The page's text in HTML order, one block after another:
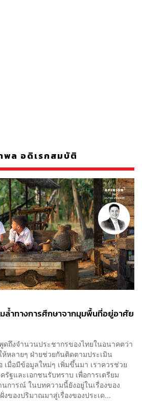
พล อดิเรกสมบัติ
ล้ำทางการศึกษาจากมุมพื้นที่อยู่อาศัย
ถึงจำนวนประชากรของไทยในอนาคตว่า
หลายๆ ฝ่ายช่วยกันติดตามประเมิน
เมื่อมีข้อมูลใหม่ๆ เพิ่มขึ้นมา เราควรช่วย
ฐและเอกชนรับทราบ เพื่อการเตรียม
การณ์ ในบทความนี้ยังอยู่ในเรื่องของ
ของปริมาณมาสู่เรื่องของประเด...